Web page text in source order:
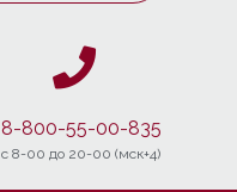
8-800-55-00-835
c 8-00 до 20-00 (мск+4)